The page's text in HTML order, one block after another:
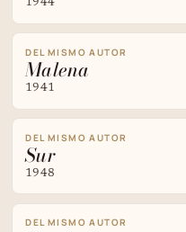
1944
DEL MISMO AUTOR
Malena
1941
DEL MISMO AUTOR
Sur
1948
DEL MISMO AUTOR